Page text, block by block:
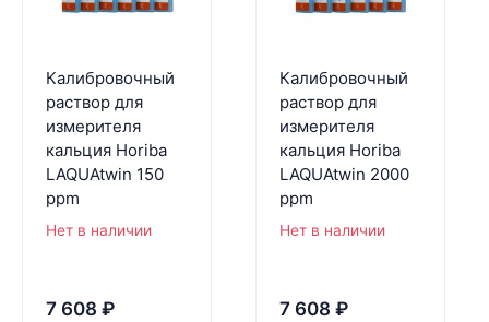
Калибровочный
раствор для
измерителя
кальция Horiba
LAQUAtwin 150
ppm
Нет в наличии
7 608 ₽
Калибровочный
раствор для
измерителя
кальция Horiba
LAQUAtwin 2000
ppm
Нет в наличии
7 608 ₽